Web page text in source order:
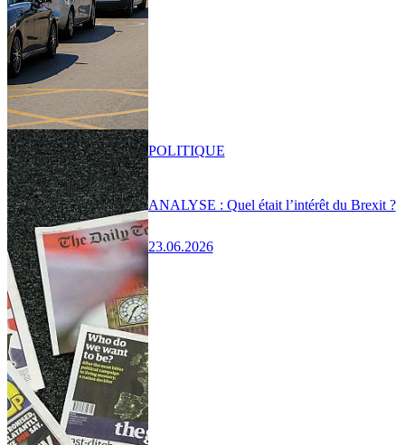
ANALYSE : Quel était l’intérêt du Brexit ?
23.06.2026
POLITIQUE